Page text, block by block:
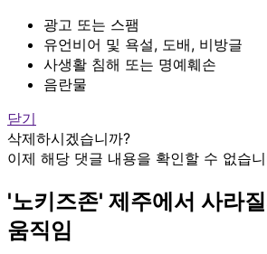
광고 또는 스팸
유언비어 및 욕설, 도배, 비방글
사생활 침해 또는 명예훼손
음란물
닫기
삭제하시겠습니까?
이제 해당 댓글 내용을 확인할 수 없습
'노키즈존' 제주에서 사라
움직임